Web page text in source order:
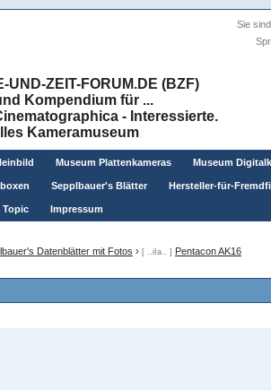
Sie
UND-ZEIT-FORUM.DE (BZF)
Kompendium für ...
- Interessierte.
Kameramuseum
Museum Plattenkameras Museum
Sepplbauer's Blätter Hersteller-für-
Topic Impressum
Datenblätter mit Fotos › [ ..iIa.. ] Pentacon AK16